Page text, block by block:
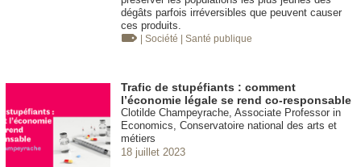
dégâts parfois irréversibles que peuvent causer
ces produits.
| Société | Santé publique
Trafic de stupéfiants : comment
l’économie légale se rend co-responsable
Clotilde Champeyrache, Associate Professor in
Economics, Conservatoire national des arts et
métiers
18 juillet 2023